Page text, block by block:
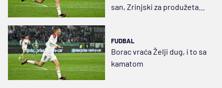
san, Zrinjski za produžetak
FUDBAL
Borac vraća Želji dug, i to sa
kamatom